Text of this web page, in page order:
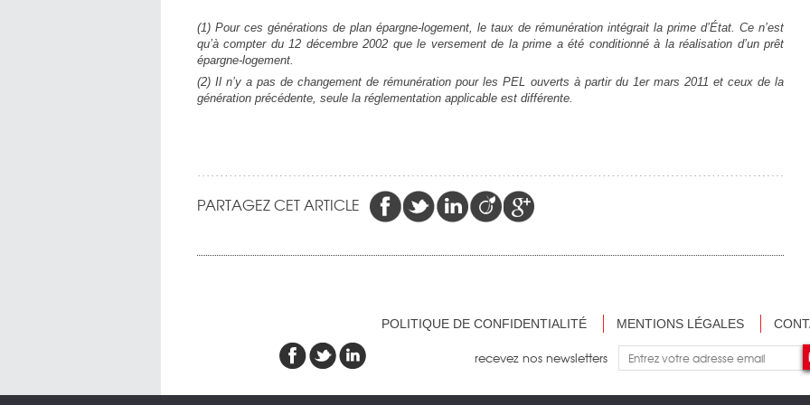
(1) Pour ces générations de plan épargne-logement, le taux de rémunération intégrait la prime d’État. Ce n’est
qu’à compter du 12 décembre 2002 que le versement de la prime a été conditionné à la réalisation d’un prêt
épargne-logement.
(2) Il n’y a pas de changement de rémunération pour les PEL ouverts à partir du 1er mars 2011 et ceux de la
génération précédente, seule la réglementation applicable est différente.
PARTAGEZ CET ARTICLE
POLITIQUE DE CONFIDENTIALITÉ MENTIONS LÉGALES
recevez nos newsletters